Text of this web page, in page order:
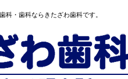
科・歯科ならきたざわ歯科です。